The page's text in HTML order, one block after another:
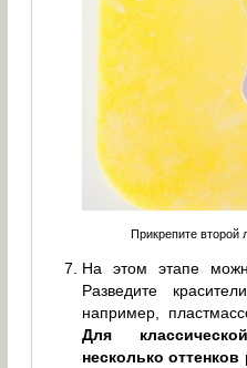
Прикрепите второй
На этом этапе
Разведите
например,
Для
несколько